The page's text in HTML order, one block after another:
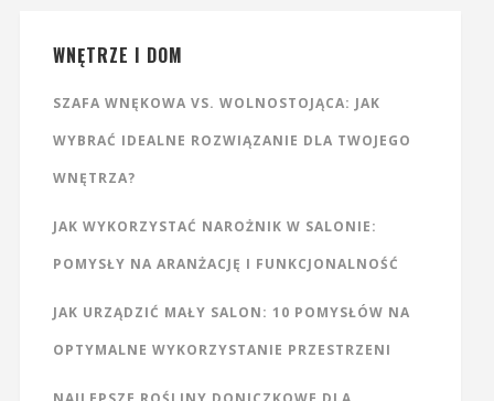
WNĘTRZE I DOM
SZAFA WNĘKOWA VS. WOLNOSTOJĄCA: JAK
WYBRAĆ IDEALNE ROZWIĄZANIE DLA TWOJEGO
WNĘTRZA?
JAK WYKORZYSTAĆ NAROŻNIK W SALONIE:
POMYSŁY NA ARANŻACJĘ I FUNKCJONALNOŚĆ
JAK URZĄDZIĆ MAŁY SALON: 10 POMYSŁÓW NA
OPTYMALNE WYKORZYSTANIE PRZESTRZENI